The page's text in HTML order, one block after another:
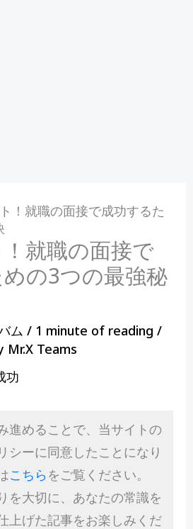
！就職の面接で成功するた
就職の面接で
の3つの最強秘
ム / 1 minute of reading /
Mr.X Teams
功
進めることで、当サイトの
シーに同意したことになり
こちら をご覧ください。
を大切に、あなたの常識を
上げた記事をお楽しみくだ